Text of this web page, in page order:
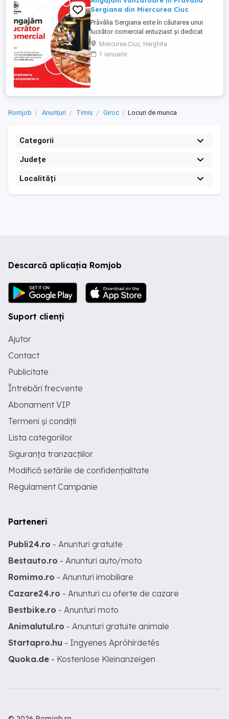
Sergiana din Miercurea Ciuc
Prăvălia Sergiana este în căutarea unui
lucrător comercial entuziast și dedicat
pentru a se alătura echipei noastre din:
Pravalia Sergiana din incinta Kaufland
Miercurea Ciuc Dacă sunteți o persoană
Miercurea-Ciuc, Harghita
1 ianuarie
Romjob Anunțuri Timis Giroc Locuri de munca
Categorii
Județe
Localități
Descarcă aplicația Romjob
Suport clienți
Ajutor
Contact
Publicitate
Întrebări frecvente
Abonament VIP
Termeni și condiții
Lista categoriilor
Siguranța tranzacțiilor
Modifică setările de confidențialitate
Regulament Campanie
Parteneri
Publi24.ro - Anunturi gratuite
Bestauto.ro - Anunturi auto/moto
Romimo.ro - Anunturi imobiliare
Cazare24.ro - Anunturi cu oferte de cazare
Bestbike.ro - Anunturi moto
Animalutul.ro - Anunturi gratuite animale
Startapro.hu - Ingyenes Apróhirdetés
Quoka.de - Kostenlose Kleinanzeigen